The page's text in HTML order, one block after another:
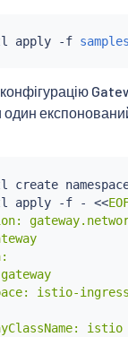
apply -f
конфігурацію
create
apply -f - <<
istio-ingress
istio